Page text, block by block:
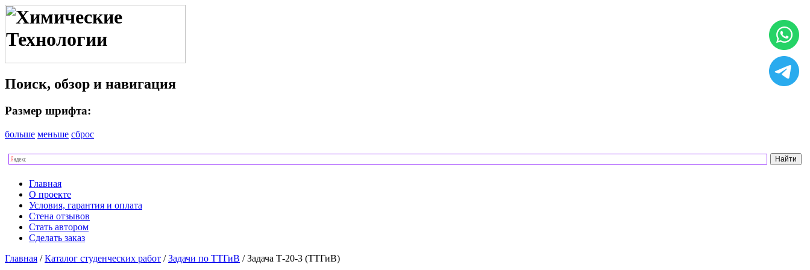
Поиск, обзор и навигация
Размер шрифта:
больше меньше сброс
Главная
О проекте
Условия, гарантия и оплата
Стена отзывов
Стать автором
Сделать заказ
Главная /Каталог студенческих работ /Задачи по ТТГиВ / Задача Т-20-3 (ТТГиВ)